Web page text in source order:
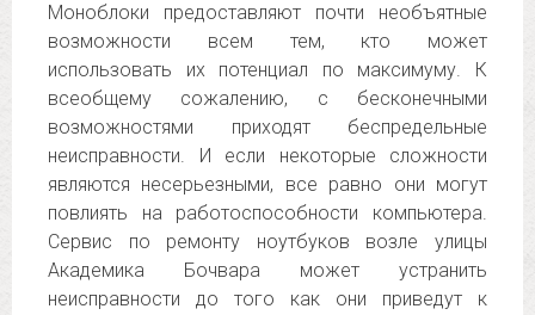
Моноблоки предоставляют почти необъятные
возможности всем тем, кто может
использовать их потенциал по максимуму. К
всеобщему сожалению, с бесконечными
возможностями приходят беспредельные
неисправности. И если некоторые сложности
являются несерьезными, все равно они могут
повлиять на работоспособности компьютера.
Сервис по ремонту ноутбуков возле улицы
Академика Бочвара может устранить
неисправности до того как они приведут к